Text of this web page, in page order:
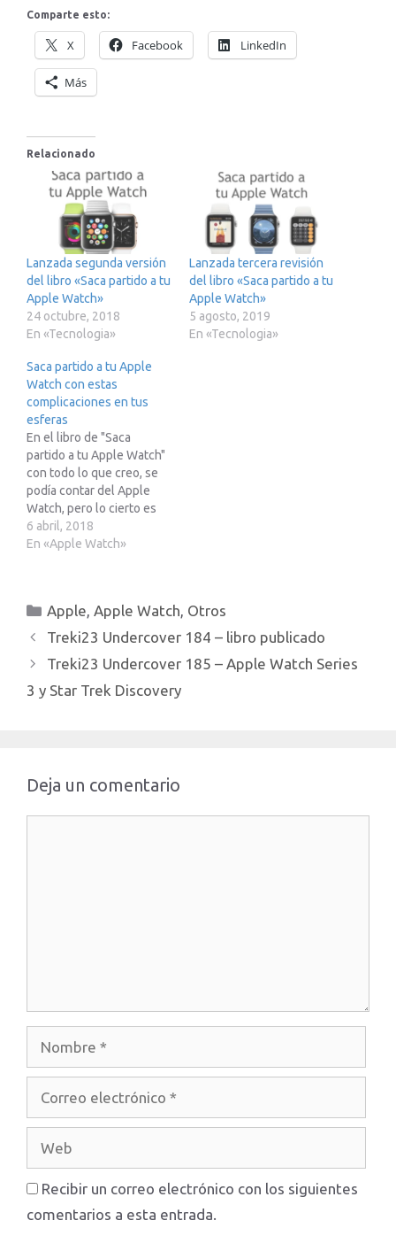
Comparte esto:
X Facebook LinkedIn
Más
Relacionado
Lanzada segunda versión
del libro «Saca partido a tu
Apple Watch»
24 octubre, 2018
En «Tecnologia»
Lanzada tercera revisión
del libro «Saca partido a tu
Apple Watch»
5 agosto, 2019
En «Tecnologia»
Saca partido a tu Apple
Watch con estas
complicaciones en tus
esferas
En el libro de "Saca
partido a tu Apple Watch"
con todo lo que creo, se
podía contar del Apple
Watch, pero lo cierto es
que muchas veces
enfrentarse a un libro de
aplicaciones, de esferas,
…
6 abril, 2018
En «Apple Watch»
Categorías
Apple,Apple Watch, Otros
Treki23 Undercover 184 – libro publicado
Treki23 Undercover 185 – Apple Watch Series
3 y Star Trek Discovery
Deja un comentario
Recibir un correo electrónico con los siguientes
comentarios a esta entrada.